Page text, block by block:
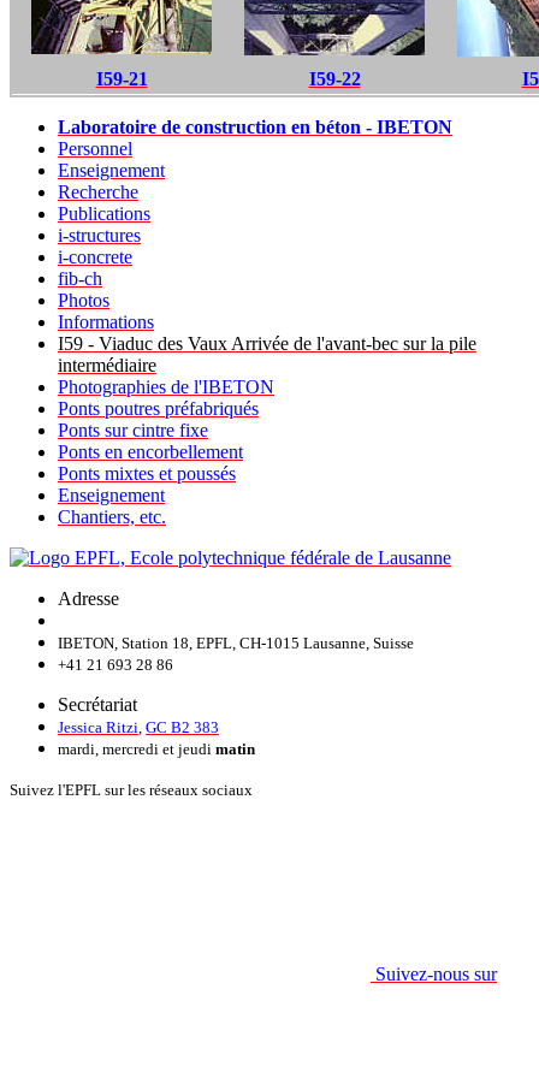
I59-21 I59-22
Laboratoire de construction en béton - IBETON
Personnel
Enseignement
Recherche
Publications
i-structures
i-concrete
fib-ch
Photos
Informations
I59 - Viaduc des Vaux Arrivée de l'avant-bec sur la pile
intermédiaire
Photographies de l'IBETON
Ponts poutres préfabriqués
Ponts sur cintre fixe
Ponts en encorbellement
Ponts mixtes et poussés
Enseignement
Chantiers, etc.
Adresse
IBETON, Station 18, EPFL, CH-1015 Lausanne, Suisse
+41 21 693 28 86
Secrétariat
Jessica Ritzi GC B2 383
mardi, mercredi et jeudi matin
Suivez l'EPFL sur les réseaux sociaux
Suivez-nous sur